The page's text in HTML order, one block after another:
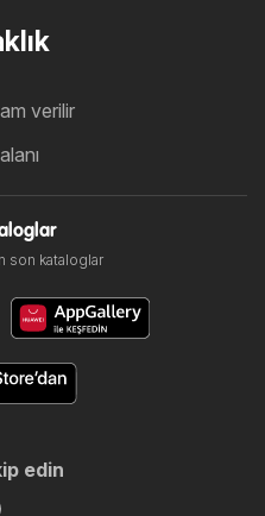
verilir
son kataloglar
edin